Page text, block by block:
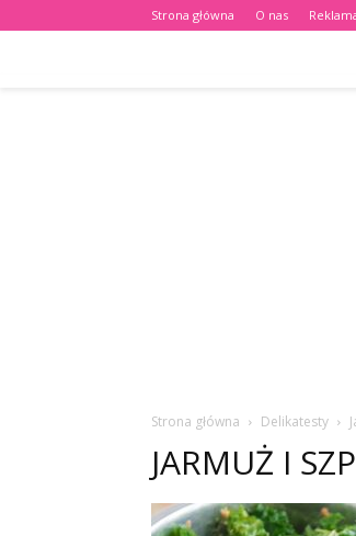
Strona główna O nas
Strona główna Delikatesty
JARMUŻ I